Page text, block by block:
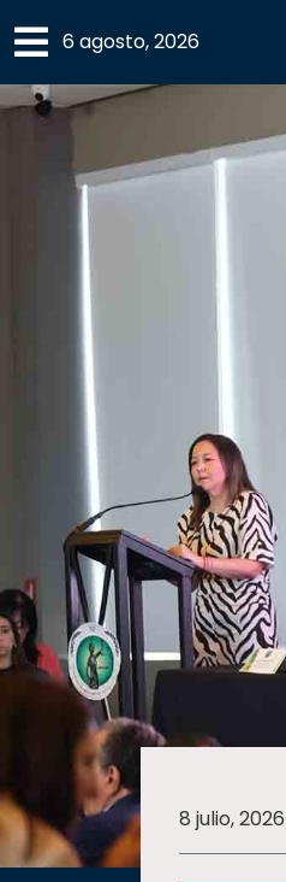
×
SECCIONES
ACADEMIA
EXPERTOS
SALUD
SUSTENTABILIDAD
TEMAS
Oferta
educativa
6 agosto, 2026
8 julio, 2026